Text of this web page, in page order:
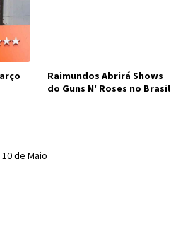
Raimundos Abrirá Shows
do Guns N' Roses no Brasil
de Maio